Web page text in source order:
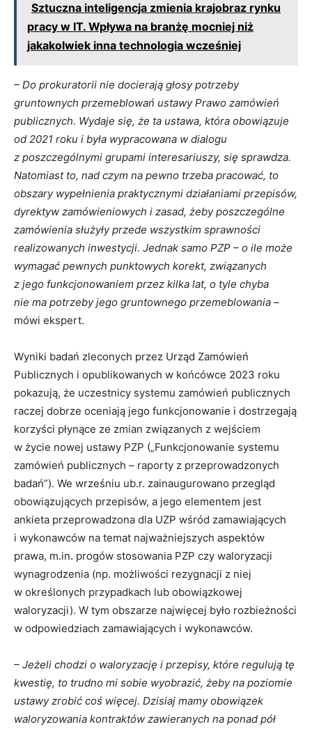
Sztuczna inteligencja zmienia krajobraz rynku
pracy w IT. Wpływa na branżę mocniej niż
jakakolwiek inna technologia wcześniej
– Do prokuratorii nie docierają głosy potrzeby
gruntownych przemeblowań ustawy Prawo zamówień
publicznych. Wydaje się, że ta ustawa, która obowiązuje
od 2021 roku i była wypracowana w dialogu
z poszczególnymi grupami interesariuszy, się sprawdza.
Natomiast to, nad czym na pewno trzeba pracować, to
obszary wypełnienia praktycznymi działaniami przepisów,
dyrektyw zamówieniowych i zasad, żeby poszczególne
zamówienia służyły przede wszystkim sprawności
realizowanych inwestycji. Jednak samo PZP – o ile może
wymagać pewnych punktowych korekt, związanych
z jego funkcjonowaniem przez kilka lat, o tyle chyba
nie ma potrzeby jego gruntownego przemeblowania –
mówi ekspert.
Wyniki badań zleconych przez Urząd Zamówień
Publicznych i opublikowanych w końcówce 2023 roku
pokazują, że uczestnicy systemu zamówień publicznych
raczej dobrze oceniają jego funkcjonowanie i dostrzegają
korzyści płynące ze zmian związanych z wejściem
w życie nowej ustawy PZP („Funkcjonowanie systemu
zamówień publicznych – raporty z przeprowadzonych
badań”). We wrześniu ub.r. zainaugurowano przegląd
obowiązujących przepisów, a jego elementem jest
ankieta przeprowadzona dla UZP wśród zamawiających
i wykonawców na temat najważniejszych aspektów
prawa, m.in. progów stosowania PZP czy waloryzacji
wynagrodzenia (np. możliwości rezygnacji z niej
w określonych przypadkach lub obowiązkowej
waloryzacji). W tym obszarze najwięcej było rozbieżności
w odpowiedziach zamawiających i wykonawców.
– Jeżeli chodzi o waloryzację i przepisy, które regulują tę
kwestię, to trudno mi sobie wyobrazić, żeby na poziomie
ustawy zrobić coś więcej. Dzisiaj mamy obowiązek
waloryzowania kontraktów zawieranych na ponad pół